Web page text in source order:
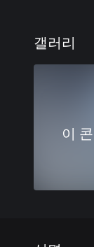
갤러리
이